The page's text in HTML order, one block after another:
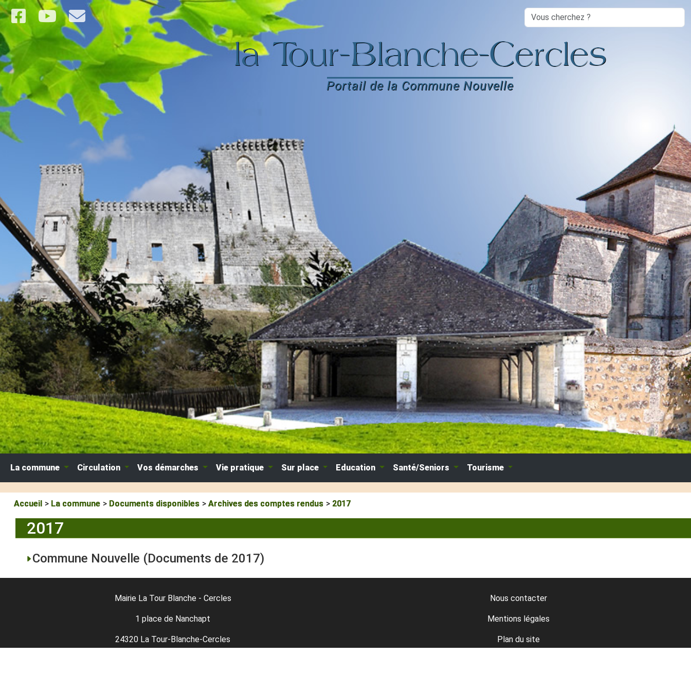
Search
la Tour-Blanche-Cercles
Portail de la Commune Nouvelle
La commune Circulation Vos démarches Vie pratique Sur place Education Santé/Seniors Tourisme
Accueil La commune Documents disponibles Archives des comptes rendus 2017
2017
Commune Nouvelle (Documents de 2017)
Mairie La Tour Blanche - Cercles
1 place de Nanchapt
24320 La Tour-Blanche-Cercles
Nous contacter
Mentions légales
Plan du site